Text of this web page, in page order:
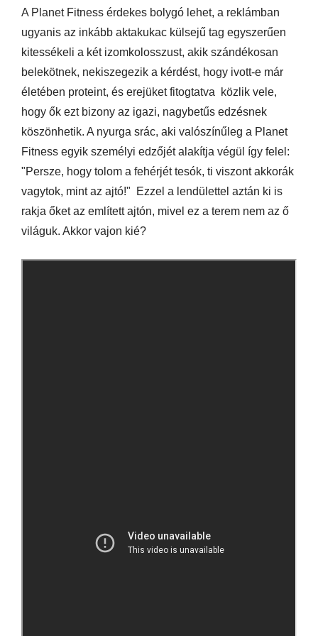
A Planet Fitness érdekes bolygó lehet, a reklámban
ugyanis az inkább aktakukac külsejű tag egyszerűen
kitessékeli a két izomkolosszust, akik szándékosan
belekötnek, nekiszegezik a kérdést, hogy ivott-e már
életében proteint, és erejüket fitogtatva közlik vele,
hogy ők ezt bizony az igazi, nagybetűs edzésnek
köszönhetik. A nyurga srác, aki valószínűleg a Planet
Fitness egyik személyi edzőjét alakítja végül így felel:
"Persze, hogy tolom a fehérjét tesók, ti viszont akkorák
vagytok, mint az ajtó!" Ezzel a lendülettel aztán ki is
rakja őket az említett ajtón, mivel ez a terem nem az ő
világuk. Akkor vajon kié?